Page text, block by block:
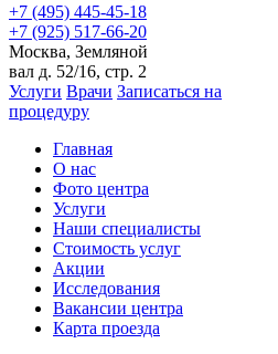
+7 (495) 445-45-18
+7 (925) 517-66-20
Москва, Земляной
вал д. 52/16, стр. 2
Услуги Врачи Записаться на
процедуру
Главная
О нас
Фото центра
Услуги
Наши специалисты
Стоимость услуг
Акции
Исследования
Вакансии центра
Карта проезда